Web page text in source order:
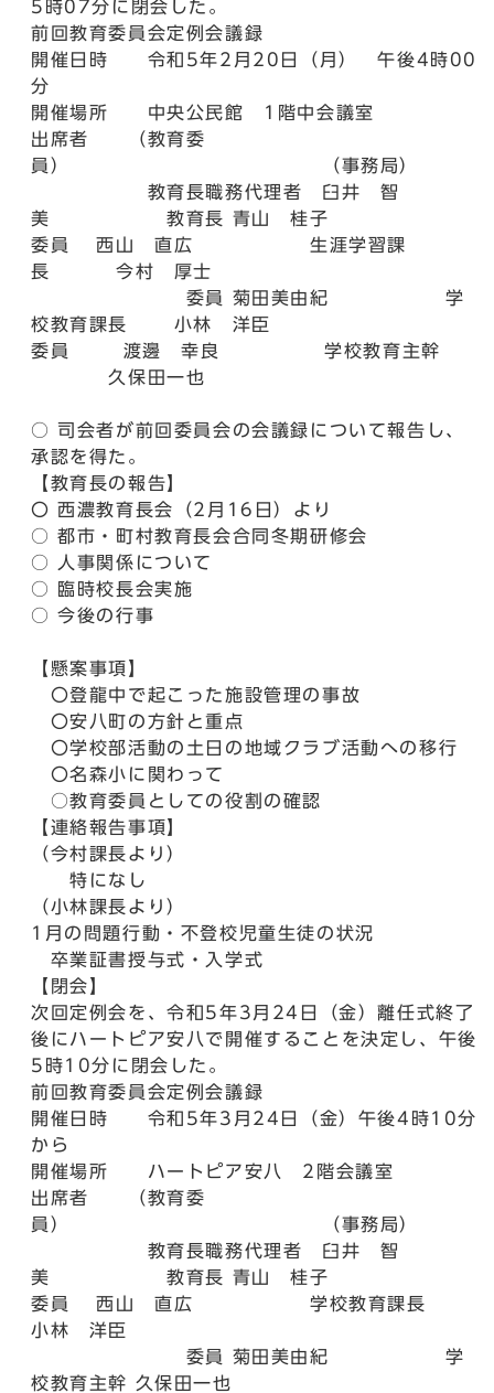
5時07分に閉会した。
前回教育委員会定例会議録
開催日時 令和5年2月20日（月） 午後4時00
分
開催場所 中央公民館 1階中会議室
出席者 （教育委
員） （事務局）
教育長職務代理者 臼井 智
美 教育長 青山 桂子
委員 西山 直広 生涯学習課
長 今村 厚士
委員 菊田美由紀 学
校教育課長 小林 洋臣
委員 渡邊 幸良 学校教育主幹
久保田一也
○ 司会者が前回委員会の会議録について報告し、
承認を得た。
【教育長の報告】
〇 西濃教育長会（2月16日）より
○ 都市・町村教育長会合同冬期研修会
○ 人事関係について
○ 臨時校長会実施
○ 今後の行事
【懸案事項】
〇登龍中で起こった施設管理の事故
〇安八町の方針と重点
〇学校部活動の土日の地域クラブ活動への移行
〇名森小に関わって
○教育委員としての役割の確認
【連絡報告事項】
（今村課長より）
特になし
（小林課長より）
1月の問題行動・不登校児童生徒の状況
卒業証書授与式・入学式
【閉会】
次回定例会を、令和5年3月24日（金）離任式終了
後にハートピア安八で開催することを決定し、午後
5時10分に閉会した。
前回教育委員会定例会議録
開催日時 令和5年3月24日（金）午後4時10分
から
開催場所 ハートピア安八 2階会議室
出席者 （教育委
員） （事務局）
教育長職務代理者 臼井 智
美 教育長 青山 桂子
委員 西山 直広 学校教育課長
小林 洋臣
委員 菊田美由紀 学
校教育主幹 久保田一也